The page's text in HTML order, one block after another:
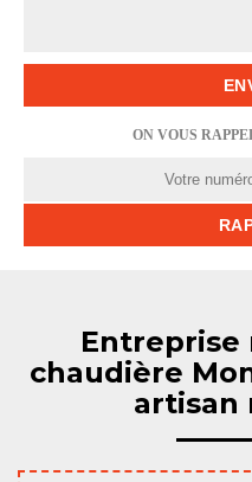
ON VOUS
Entreprise
chaudière
artisan